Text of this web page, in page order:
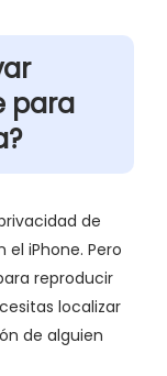
para
de
iPhone. Pero
reproducir
localizar
de alguien